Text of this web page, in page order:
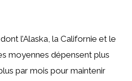
l’Alaska, la Californie et le
moyennes dépensent plus
par mois pour maintenir